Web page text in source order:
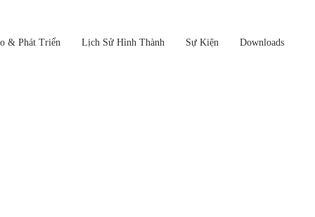
& Phát Triển Lịch Sử Hình Thành Sự Kiện Downloads